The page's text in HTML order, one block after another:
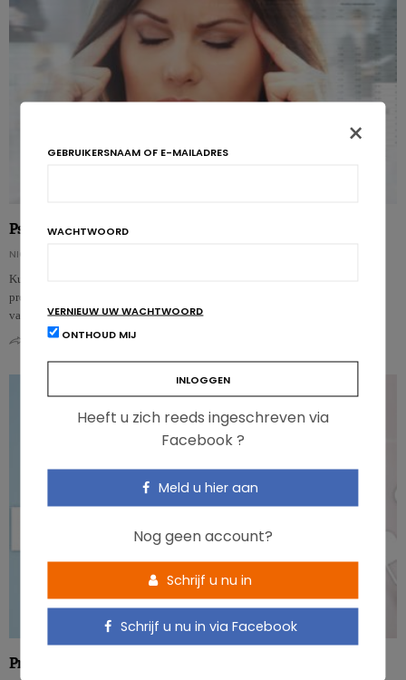
Psychobiotica om stress tegen te gaan
NICOLAS GUGGENBÜHL
Kunnen probiotica stress, angst en slapeloosheid verminderen? Volgens een
proefstudie bij werknemers uit de IT-sector alvast wel. Welkom in de wereld
van de…
0
Probiotica: geloof niet alles wat Google je wijsmaakt
×
GEBRUIKERSNAAM OF E-MAILADRES
WACHTWOORD
VERNIEUW UW WACHTWOORD
ONTHOUD MIJ
Heeft u zich reeds ingeschreven via
Facebook ?
Meld u hier aan
Nog geen account?
Schrijf u nu in
Schrijf u nu in via Facebook